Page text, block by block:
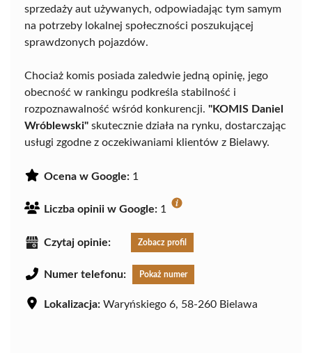
sprzedaży aut używanych, odpowiadając tym samym
na potrzeby lokalnej społeczności poszukującej
sprawdzonych pojazdów.
Chociaż komis posiada zaledwie jedną opinię, jego
obecność w rankingu podkreśla stabilność i
rozpoznawalność wśród konkurencji. "KOMIS Daniel
Wróblewski" skutecznie działa na rynku, dostarczając
usługi zgodne z oczekiwaniami klientów z Bielawy.
Ocena w Google: 1
Liczba opinii w Google: 1
Czytaj opinie: Zobacz profil
Numer telefonu: Pokaż numer
Lokalizacja: Waryńskiego 6, 58-260 Bielawa